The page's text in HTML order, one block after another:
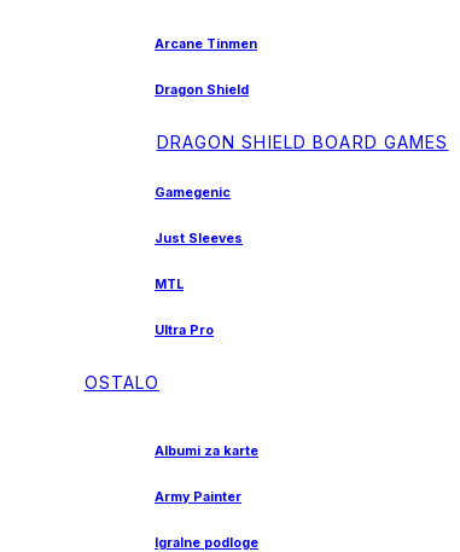
Arcane Tinmen
Dragon Shield
DRAGON SHIELD BOARD GAMES
Gamegenic
Just Sleeves
MTL
Ultra Pro
OSTALO
Albumi za karte
Army Painter
Igralne podloge